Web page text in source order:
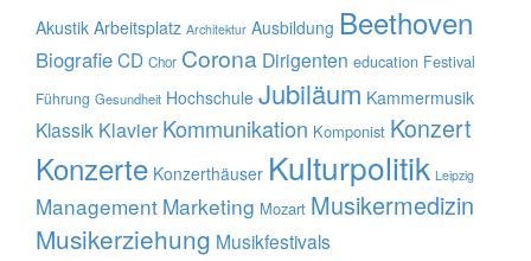
Akustik Arbeitsplatz Architektur Ausbildung Beethoven
BiografieCD Chor Corona Dirigenten education Festival
Führung Gesundheit Hochschule Jubiläum Kammermusik
Klassik Klavier Kommunikation Komponist Konzert
Konzerte Konzerthäuser Kulturpolitik Leipzig
Management Marketing Mozart Musikermedizin
Musikerziehung Musikfestivals